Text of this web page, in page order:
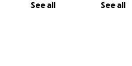
See all See all